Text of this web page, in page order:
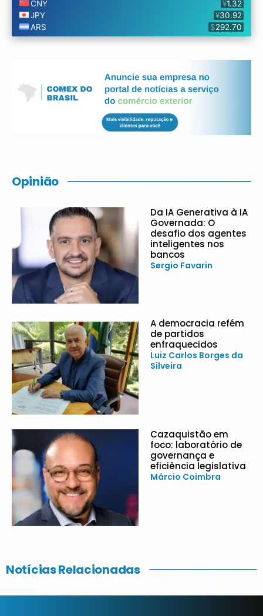
Opinião
Da IA Generativa à IA
Governada: O
desafio dos agentes
inteligentes nos
bancos
Sergio Favarin
A democracia refém
de partidos
enfraquecidos
Luiz Carlos Borges da
Silveira
Cazaquistão em
foco: laboratório de
governança e
eficiência legislativa
Márcio Coimbra
Notícias Relacionadas